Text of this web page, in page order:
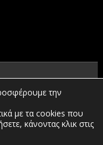
την
με τα cookies που
κάνοντας κλικ στις